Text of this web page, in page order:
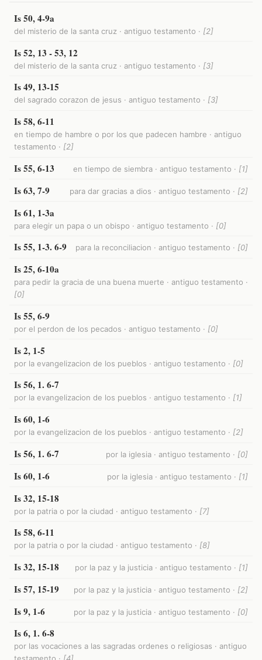
Is 50, 4-9a
del misterio de la santa cruz · antiguo testamento · [2]
Is 52, 13 - 53, 12
del misterio de la santa cruz · antiguo testamento · [3]
Is 49, 13-15
del sagrado corazon de jesus · antiguo testamento · [3]
Is 58, 6-11
en tiempo de hambre o por los que padecen hambre · antiguo
testamento · [2]
Is 55, 6-13 en tiempo de siembra · antiguo testamento · [1]
Is 63, 7-9 para dar gracias a dios · antiguo testamento · [2]
Is 61, 1-3a
para elegir un papa o un obispo · antiguo testamento · [0]
Is 55, 1-3. 6-9 para la reconciliacion · antiguo testamento · [0]
Is 25, 6-10a
para pedir la gracia de una buena muerte · antiguo testamento ·
[0]
Is 55, 6-9
por el perdon de los pecados · antiguo testamento · [0]
Is 2, 1-5
por la evangelizacion de los pueblos · antiguo testamento · [0]
Is 56, 1. 6-7
por la evangelizacion de los pueblos · antiguo testamento · [1]
Is 60, 1-6
por la evangelizacion de los pueblos · antiguo testamento · [2]
Is 56, 1. 6-7 por la iglesia · antiguo testamento · [0]
Is 60, 1-6 por la iglesia · antiguo testamento · [1]
Is 32, 15-18
por la patria o por la ciudad · antiguo testamento · [7]
Is 58, 6-11
por la patria o por la ciudad · antiguo testamento · [8]
Is 32, 15-18 por la paz y la justicia · antiguo testamento · [1]
Is 57, 15-19 por la paz y la justicia · antiguo testamento · [2]
Is 9, 1-6 por la paz y la justicia · antiguo testamento · [0]
Is 6, 1. 6-8
por las vocaciones a las sagradas ordenes o religiosas · antiguo